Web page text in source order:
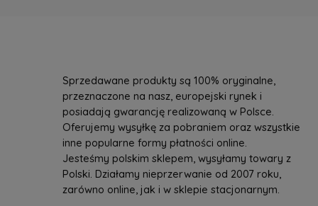
Sprzedawane produkty są 100% oryginalne,
przeznaczone na nasz, europejski rynek i
posiadają gwarancję realizowaną w Polsce.
Oferujemy wysyłkę za pobraniem oraz wszystkie
inne popularne formy płatności online.
Jesteśmy polskim sklepem, wysyłamy towary z
Polski. Działamy nieprzerwanie od 2007 roku,
zarówno online, jak i w sklepie stacjonarnym.